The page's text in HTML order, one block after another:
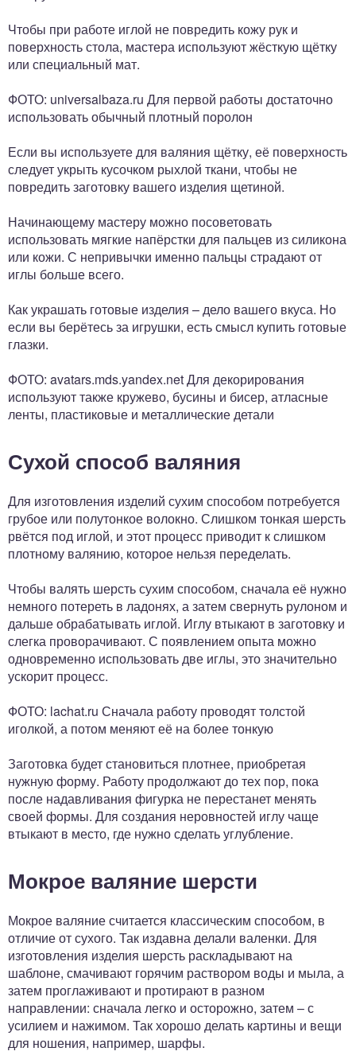
Чтобы при работе иглой не повредить кожу рук и
поверхность стола, мастера используют жёсткую щётку
или специальный мат.
ФОТО: universalbaza.ru Для первой работы достаточно
использовать обычный плотный поролон
Если вы используете для валяния щётку, её поверхность
следует укрыть кусочком рыхлой ткани, чтобы не
повредить заготовку вашего изделия щетиной.
Начинающему мастеру можно посоветовать
использовать мягкие напёрстки для пальцев из силикона
или кожи. С непривычки именно пальцы страдают от
иглы больше всего.
Как украшать готовые изделия – дело вашего вкуса. Но
если вы берётесь за игрушки, есть смысл купить готовые
глазки.
ФОТО: avatars.mds.yandex.net Для декорирования
используют также кружево, бусины и бисер, атласные
ленты, пластиковые и металлические детали
Сухой способ валяния
Для изготовления изделий сухим способом потребуется
грубое или полутонкое волокно. Слишком тонкая шерсть
рвётся под иглой, и этот процесс приводит к слишком
плотному валянию, которое нельзя переделать.
Чтобы валять шерсть сухим способом, сначала её нужно
немного потереть в ладонях, а затем свернуть рулоном и
дальше обрабатывать иглой. Иглу втыкают в заготовку и
слегка проворачивают. С появлением опыта можно
одновременно использовать две иглы, это значительно
ускорит процесс.
ФОТО: lachat.ru Сначала работу проводят толстой
иголкой, а потом меняют её на более тонкую
Заготовка будет становиться плотнее, приобретая
нужную форму. Работу продолжают до тех пор, пока
после надавливания фигурка не перестанет менять
своей формы. Для создания неровностей иглу чаще
втыкают в место, где нужно сделать углубление.
Мокрое валяние шерсти
Мокрое валяние считается классическим способом, в
отличие от сухого. Так издавна делали валенки. Для
изготовления изделия шерсть раскладывают на
шаблоне, смачивают горячим раствором воды и мыла, а
затем проглаживают и протирают в разном
направлении: сначала легко и осторожно, затем – с
усилием и нажимом. Так хорошо делать картины и вещи
для ношения, например, шарфы.